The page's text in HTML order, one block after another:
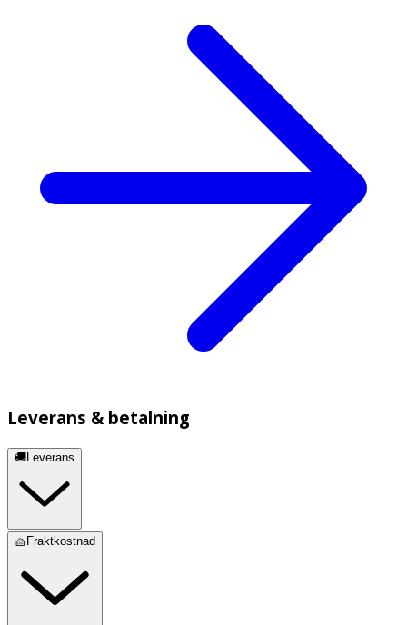
Leverans & betalning
🚚Leverans
🧺Fraktkostnad